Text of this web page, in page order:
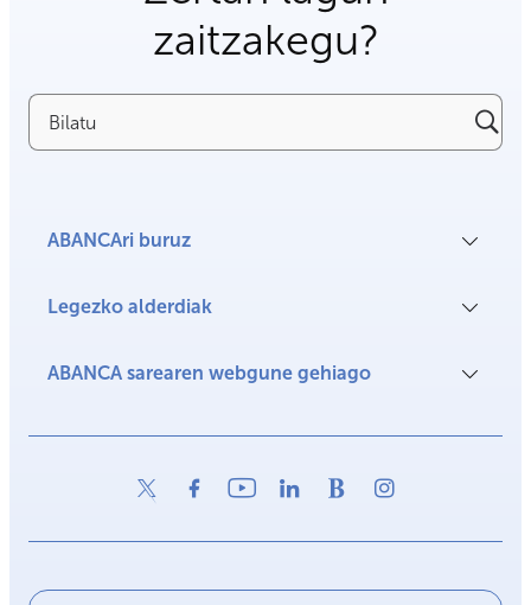
zaitzakegu?
Bilatu
ABANCAri buruz
Legezko alderdiak
ABANCA sarearen webgune gehiago